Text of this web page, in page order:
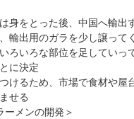
身をとった後、中国へ輸出
輸出用のガラを少し譲って
ろいろな部位を足していっ
に決定
けるため、市場で食材や屋
せる
ーメンの開発＞